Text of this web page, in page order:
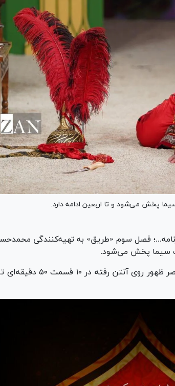
پخش می‌شود و تا اربعین ادامه دارد.
فصل سوم «طریق» به تهیه‌کنندگی
سیما پخش می‌شود.
این فصل که به سفارش هئیت رهسپاران عصر